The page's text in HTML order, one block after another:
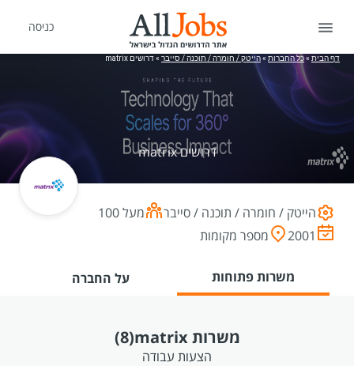
כניסה
דף הבית »כל החברות »הייטק / חומרה / תוכנה / סייבר »דרושים matrix
דרושים matrix
הייטק / חומרה / תוכנה / סייבר
מעל 100
2001
מספר מקומות
משרות פתוחות על החברה
משרות matrix (8)
הצעות עבודה